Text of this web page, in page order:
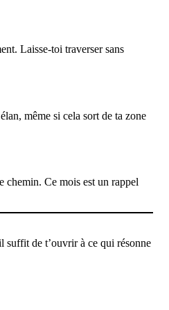
Laisse-toi traverser sans
même si cela sort de ta zone
chemin. Ce mois est un rappel
suffit de t’ouvrir à ce qui résonne